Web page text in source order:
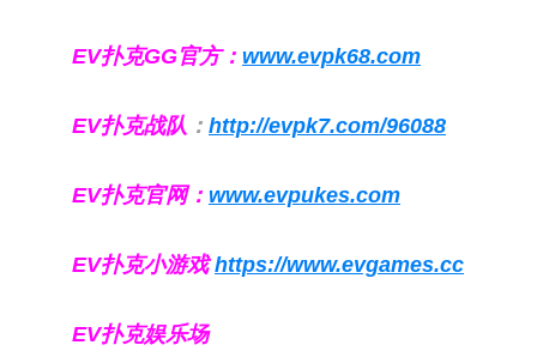
EV扑克GG官方： www.evpk68.com
EV扑克战队 ： http://evpk7.com/96088
EV扑克官网： www.evpukes.com
EV扑克小游戏https://www.evgames.cc
EV扑克娱乐场